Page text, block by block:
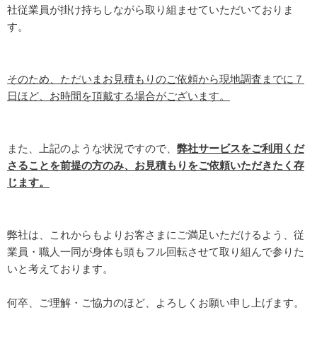
社従業員が掛け持ちしながら取り組ませていただいておりま
す。
そのため、ただいまお見積もりのご依頼から現地調査までに７
日ほど、お時間を頂戴する場合がございます。
また、上記のような状況ですので、 弊社サービスをご利用くだ
さることを前提の方のみ、お見積もりをご依頼いただきたく存
じます。
弊社は、これからもよりお客さまにご満足いただけるよう、従
業員・職人一同が身体も頭もフル回転させて取り組んで参りた
いと考えております。
何卒、ご理解・ご協力のほど、よろしくお願い申し上げます。